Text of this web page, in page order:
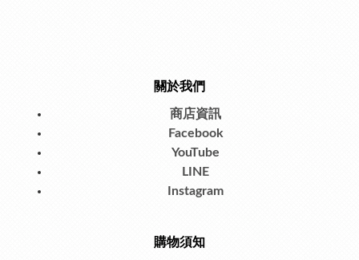
關於我們
商店資訊
Facebook
YouTube
LINE
Instagram
購物須知